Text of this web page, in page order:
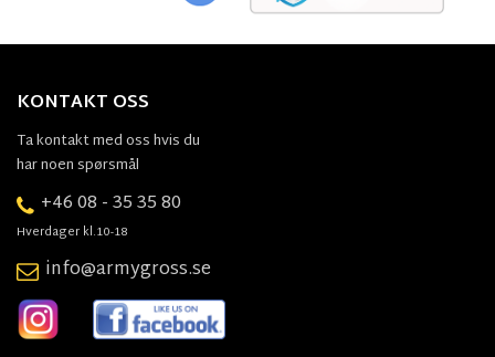
KONTAKT OSS
Ta kontakt med oss hvis du
har noen spørsmål
+46 08 - 35 35 80
Hverdager kl.10-18
info@armygross.se